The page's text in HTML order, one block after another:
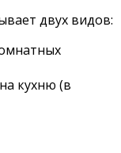
двух видов:
кухню (в